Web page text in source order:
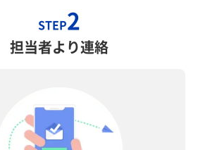
STEP2
担当者より連絡